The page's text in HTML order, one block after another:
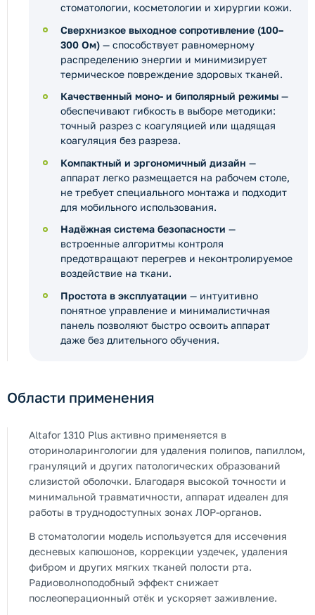
стоматологии, косметологии и хирургии кожи.
Сверхнизкое выходное сопротивление (100–
300 Ом) — способствует равномерному
распределению энергии и минимизирует
термическое повреждение здоровых тканей.
Качественный моно- и биполярный режимы —
обеспечивают гибкость в выборе методики:
точный разрез с коагуляцией или щадящая
коагуляция без разреза.
Компактный и эргономичный дизайн —
аппарат легко размещается на рабочем столе,
не требует специального монтажа и подходит
для мобильного использования.
Надёжная система безопасности —
встроенные алгоритмы контроля
предотвращают перегрев и неконтролируемое
воздействие на ткани.
Простота в эксплуатации — интуитивно
понятное управление и минималистичная
панель позволяют быстро освоить аппарат
даже без длительного обучения.
Области применения
Altafor 1310 Plus активно применяется в
оториноларингологии для удаления полипов, папиллом,
грануляций и других патологических образований
слизистой оболочки. Благодаря высокой точности и
минимальной травматичности, аппарат идеален для
работы в труднодоступных зонах ЛОР-органов.
В стоматологии модель используется для иссечения
десневых капюшонов, коррекции уздечек, удаления
фибром и других мягких тканей полости рта.
Радиоволноподобный эффект снижает
послеоперационный отёк и ускоряет заживление.